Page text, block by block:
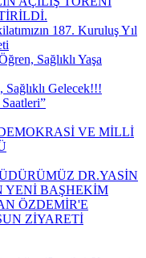
187. Kuruluş Yıl
Sağlıklı Yaşa
Gelecek!!!
Saatleri”
VE MİLLİ
DR.YASİN
YENİ BAŞHEKİM
ÖZDEMİR'E
ZİYARETİ